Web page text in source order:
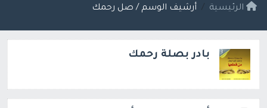
الرئيسية أرشيف الوسم / صل رحمك
بادر بصلة رحمك